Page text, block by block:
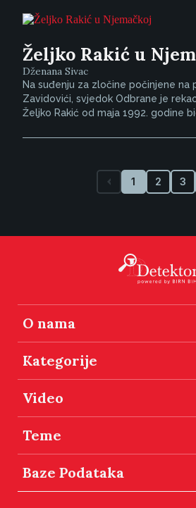
Željko Rakić u
Dženana Sivac
Na suđenju za zločine počinjene na
Zavidovići, svjedok Odbrane je
Željko Rakić od maja 1992. godine
1 2 3
O nama
Kategorije
Video
Teme
Baze Podataka